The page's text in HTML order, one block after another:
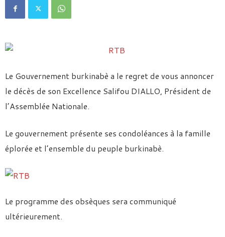
Le Gouvernement burkinabè a le regret de vous annoncer
le décès de son Excellence Salifou DIALLO, Président de
l’Assemblée Nationale.
Le gouvernement présente ses condoléances à la famille
éplorée et l’ensemble du peuple burkinabè.
Le programme des obsèques sera communiqué
ultérieurement.